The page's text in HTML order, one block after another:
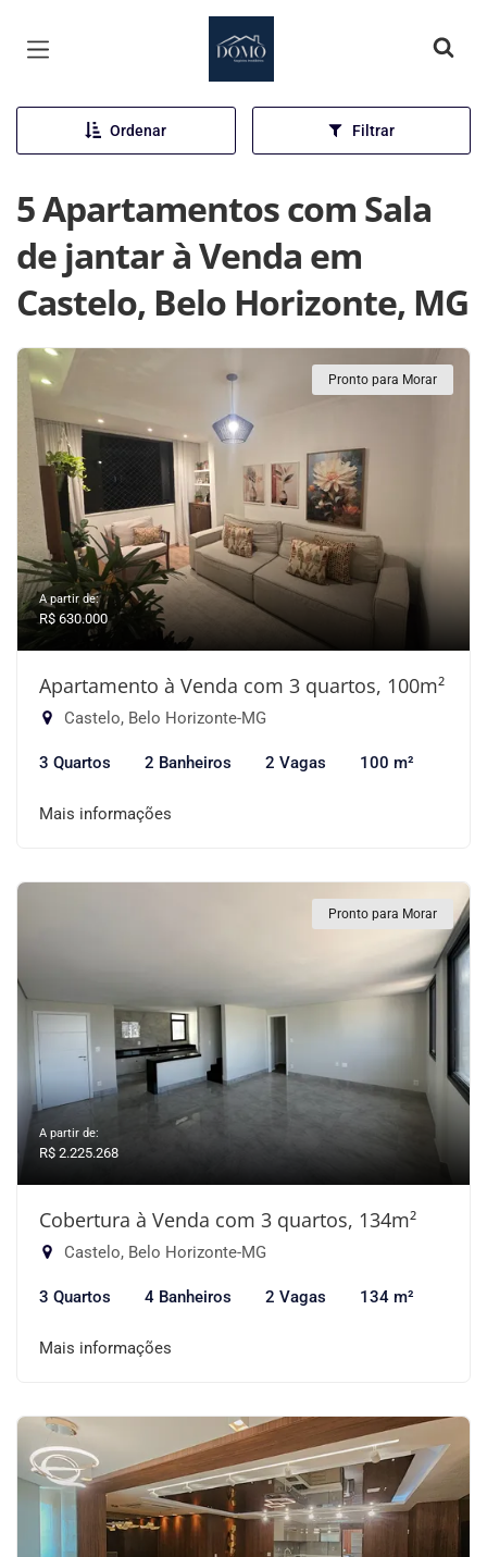
Página inicial
Ordenar Filtrar
5 Apartamentos com Sala
de jantar à Venda em
Castelo, Belo Horizonte, MG
Pronto para Morar
A partir de:
R$ 630.000
Apartamento à Venda com 3 quartos, 100m²
Castelo, Belo Horizonte-MG
3 Quartos 2 Banheiros 2 Vagas 100 m²
Mais informações
Pronto para Morar
A partir de:
R$ 2.225.268
Cobertura à Venda com 3 quartos, 134m²
Castelo, Belo Horizonte-MG
3 Quartos 4 Banheiros 2 Vagas 134 m²
Mais informações